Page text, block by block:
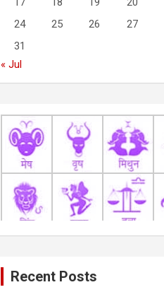
24
25 26 27
31
« Jul
Recent Posts